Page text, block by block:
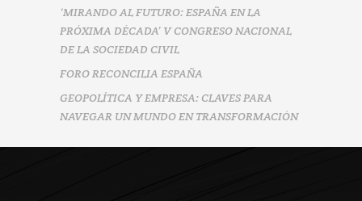
‘MIRANDO AL FUTURO: ESPAÑA EN LA
PRÓXIMA DÉCADA’ V CONGRESO NACIONAL
DE LA SOCIEDAD CIVIL
FORO RECONCILIA ESPAÑA
GEOPOLÍTICA Y EMPRESA: CLAVES PARA
NAVEGAR UN MUNDO EN TRANSFORMACIÓN